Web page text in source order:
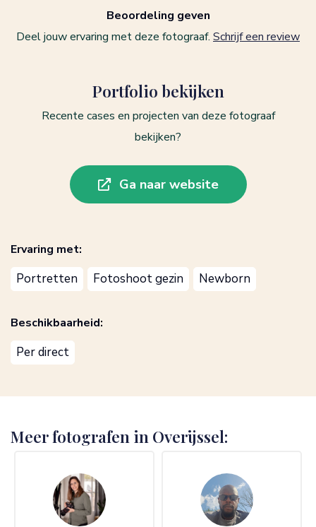
Beoordeling geven
Deel jouw ervaring met deze fotograaf. Schrijf een review
Portfolio bekijken
Recente cases en projecten van deze fotograaf
bekijken?
Ga naar website
Ervaring met:
Portretten Fotoshoot gezin Newborn
Beschikbaarheid:
Per direct
Meer fotografen in Overijssel: